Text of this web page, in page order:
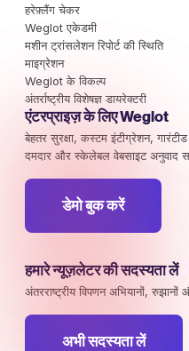
हरेफ़्लैंग चेकर
Weglot एकेडमी
मशीन ट्रांसलेशन रिपोर्ट की स्थिति
माइग्रेशन
Weglot के विकल्प
अंतर्राष्ट्रीय विशेषज्ञ डायरेक्टरी
एंटरप्राइज़ के लिए Weglot
बेहतर सुरक्षा, कस्टम इंटीग्रेशन,
दमदार और स्केलेबल वेबसाइट अनुवाद
डेमो बुक करें
हमारे न्यूज़लेटर की सदस्यता लें
अंतरराष्ट्रीय विपणन अभियानों,
अभी सदस्यता लें